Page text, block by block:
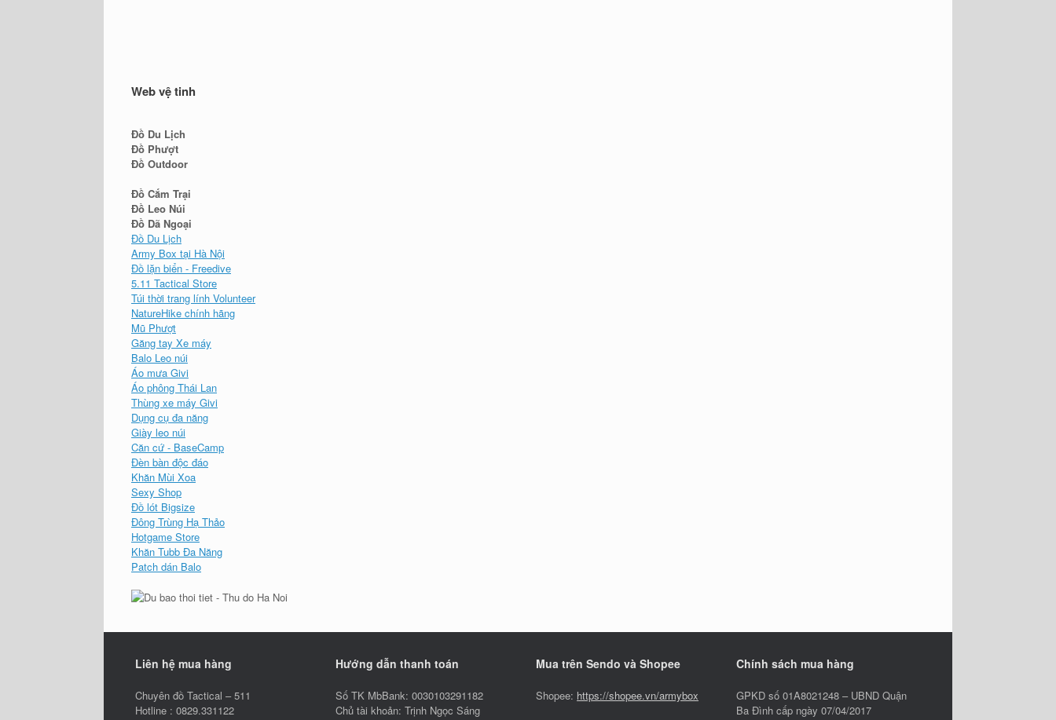
Web vệ tinh
Đồ Du Lịch
Đồ Phượt
Đồ Outdoor
Đồ Cắm Trại
Đồ Leo Núi
Đồ Dã Ngoại
Đồ Du Lịch
Army Box tại Hà Nội
Đồ lặn biển - Freedive
5.11 Tactical Store
Túi thời trang lính Volunteer
NatureHike chính hãng
Mũ Phượt
Găng tay Xe máy
Balo Leo núi
Áo mưa Givi
Áo phông Thái Lan
Thùng xe máy Givi
Dụng cụ đa năng
Giày leo núi
Căn cứ - BaseCamp
Đèn bàn độc đáo
Khăn Mùi Xoa
Sexy Shop
Đồ lót Bigsize
Đông Trùng Hạ Thảo
Hotgame Store
Khăn Tubb Đa Năng
Patch dán Balo
Liên hệ mua hàng
Chuyên đồ Tactical – 511
Hotline : 0829.331122
Hướng dẫn thanh toán
Số TK MbBank: 0030103291182
Chủ tài khoản: Trịnh Ngọc Sáng
Mua trên Sendo và Shopee
Shopee: https://shopee.vn/armybox
Chính sách mua hàng
GPKD số 01A8021248 – UBND Quận
Ba Đình cấp ngày 07/04/2017